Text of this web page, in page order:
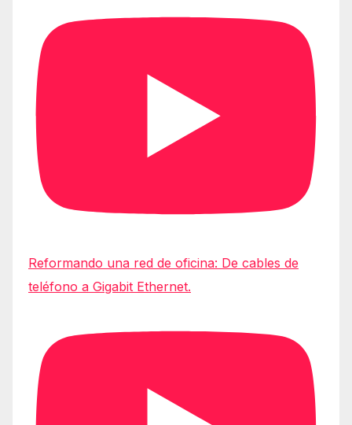
Reformando una red de oficina: De cables de
teléfono a Gigabit Ethernet.